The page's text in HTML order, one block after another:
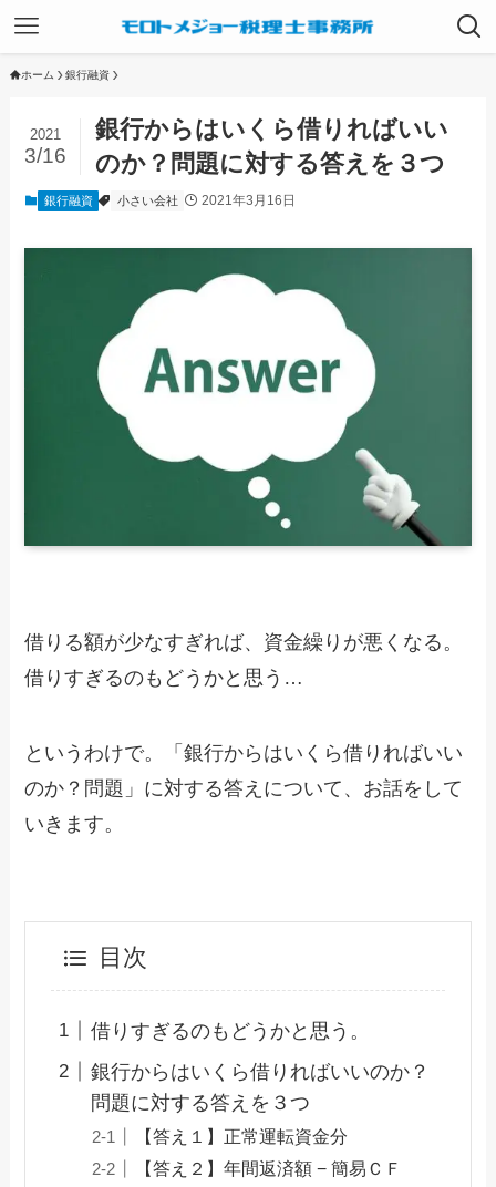
ホーム 銀行融資
銀行からはいくら借りればいい
のか？問題に対する答えを３つ
2021
3/16
銀行融資 小さい会社 2021年3月16日
借りる額が少なすぎれば、資金繰りが悪くなる。
借りすぎるのもどうかと思う…
というわけで。「銀行からはいくら借りればいい
のか？問題」に対する答えについて、お話をして
いきます。
目次
借りすぎるのもどうかと思う。
銀行からはいくら借りればいいのか？
問題に対する答えを３つ
【答え１】正常運転資金分
【答え２】年間返済額 − 簡易ＣＦ